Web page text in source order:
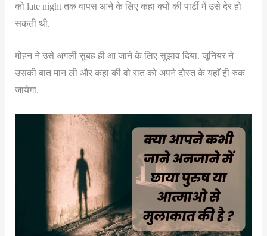
को late night तक वापस आने के लिए कहा क्यों की पार्टी में उसे देर हो
सकती थी.
मोहन ने उसे अगली सुबह ही आ जाने के लिए सुझाव दिया. जूनियर ने
उसकी बात मान ली और कहा की वो रात को अपने दोस्त के यहाँ ही रुक
जायेगा.